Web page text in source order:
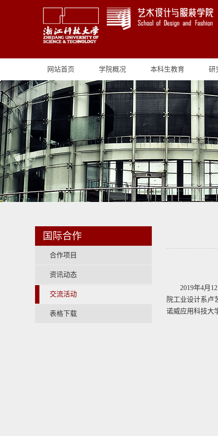
网站首页 学院概况 本科生教育 研
国际合作
合作项目
资讯动态
交流活动
表格下载
2019年4月
院工业设计系卢
诺威应用科技大